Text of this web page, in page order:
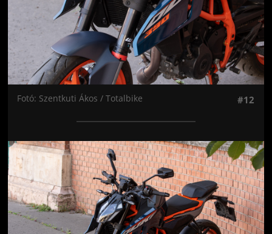
Fotó: Szentkuti Ákos / Totalbike #12
Jön még kép!